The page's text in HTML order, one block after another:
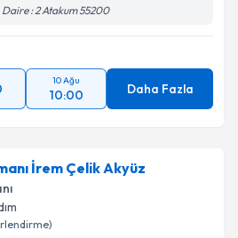
: 2 Atakum 55200
10 Ağu
10:00 Daha Fazla
İrem Çelik Akyüz